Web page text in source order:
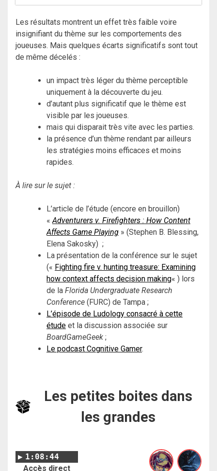
Les résultats montrent un effet très faible voire
insignifiant du thème sur les comportements des
joueuses. Mais quelques écarts significatifs sont tout
de même décelés :
un impact très léger du thème perceptible
uniquement à la découverte du jeu.
d’autant plus significatif que le thème est
visible par les joueuses.
mais qui disparait très vite avec les parties.
la présence d’un thème rendant par ailleurs
les stratégies moins efficaces et moins
rapides.
À lire sur le sujet :
L’article de l’étude (encore en brouillon)
« Adventurers v. Firefighters : How Content
Affects Game Playing » (Stephen B. Blessing,
Elena Sakosky) ;
La présentation de la conférence sur le sujet
(« Fighting fire v. hunting treasure: Examining
how context affects decision making« ) lors
de la Florida Undergraduate Research
Conference (FURC) de Tampa ;
L’épisode de Ludology consacré à cette
étude et la discussion associée sur
BoardGameGeek ;
Le podcast Cognitive Gamer.
Les petites boites dans
les grandes
1:08:44
Accès direct